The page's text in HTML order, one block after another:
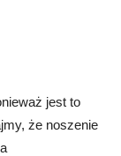
jest to
że noszenie